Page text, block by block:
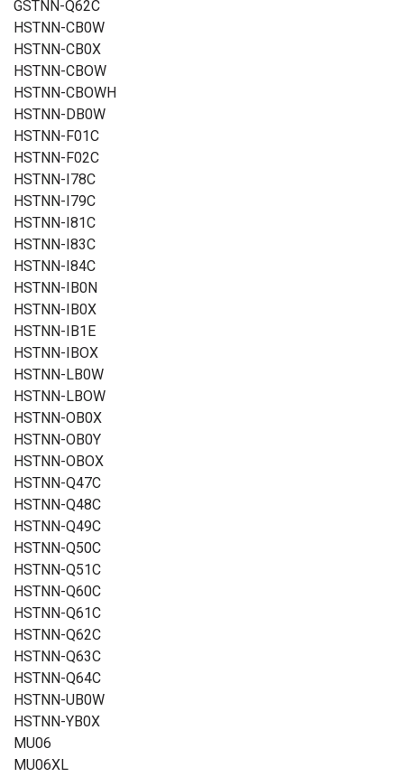
GSTNN-Q62C
HSTNN-CB0W
HSTNN-CB0X
HSTNN-CBOW
HSTNN-CBOWH
HSTNN-DB0W
HSTNN-F01C
HSTNN-F02C
HSTNN-I78C
HSTNN-I79C
HSTNN-I81C
HSTNN-I83C
HSTNN-I84C
HSTNN-IB0N
HSTNN-IB0X
HSTNN-IB1E
HSTNN-IBOX
HSTNN-LB0W
HSTNN-LBOW
HSTNN-OB0X
HSTNN-OB0Y
HSTNN-OBOX
HSTNN-Q47C
HSTNN-Q48C
HSTNN-Q49C
HSTNN-Q50C
HSTNN-Q51C
HSTNN-Q60C
HSTNN-Q61C
HSTNN-Q62C
HSTNN-Q63C
HSTNN-Q64C
HSTNN-UB0W
HSTNN-YB0X
MU06
MU06XL